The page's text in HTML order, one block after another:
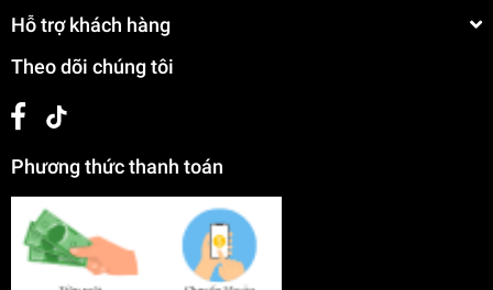
Hỗ trợ khách hàng
Theo dõi chúng tôi
Phương thức thanh toán